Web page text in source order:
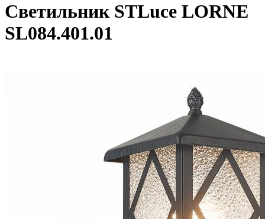
Светильник STLuce LORNE
SL084.401.01